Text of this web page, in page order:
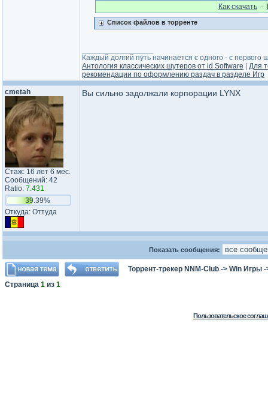
Как cкачать·
Список файлов в торренте
Каждый долгий путь начинается с одного - с первого
Антология классических шутеров от id Software
Для
рекомендации по оформлению раздач в разделе Игр
cmetah
Стаж: 16 лет 6 мес.
Сообщений: 42
Ratio: 7.431
39.39%
Откуда: Оттуда
Вы сильно задолжали корпорации LYNX
Показать сообщения:
Торрент-трекер NNM-Club -> Win Игры
Страница 1 из 1
Пользовательское